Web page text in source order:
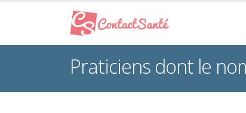
Praticiens dont le